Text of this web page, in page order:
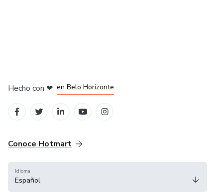
Hecho con ❤ en Belo Horizonte
Conoce Hotmart
Idioma
Español